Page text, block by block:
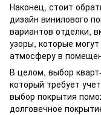
Наконец, стоит
дизайн винилового
вариантов отделки,
узоры, которые
атмосферу в
В целом, выбор
который требует
выбор покрытия
долговечное